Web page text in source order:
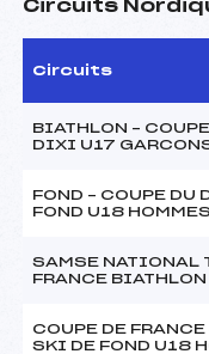
Circuits
Circuits
BIATHLON –
DIXI U17
FOND – COUPE DU
FOND U18 HOMMES
SAMSE NATIONAL
FRANCE
COUPE DE
SKI DE FOND U18